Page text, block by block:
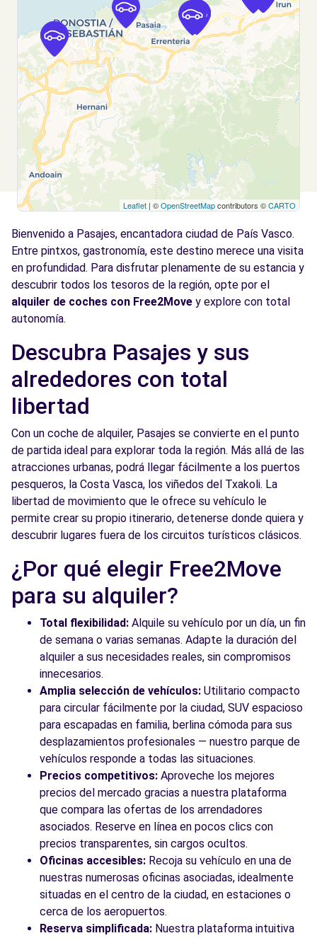
OIARTZUN, 20180
Ver agencia
Free2Move Rent - GIPUZKOA AUTOAK -
Donostia (D)
km
Calle Portuetxe, 23
Donostia-San Sebastián, 20018
Ver agencia
Free2Move Rent - IBAETA MOTOR, S.A. -
7.7
Portuetxe Kalea, 23--
Donostia-San Sebastián, 20018
Free2Move Rent - TALLERES TXEPETXA,
S.L. - Irun (P)
AVENIDA LETXUMBORRO, 94
Free2Move Rent - GARAJE INGLÉS - IRUN
(O)
9.2
km
AUZOLAN KALEA,14 (PGNO.ALTO ARRETXE)
Irun, 20303
Free2Move Rent - GIAUTO - Irun (C)
Auzolan Kalea nº 14 (Pol. Ind. Alto Arretxe)
Irun, 20303
Ver agencia
Ver todas las agencias
Leaflet | ©OpenStreetMapcontributors ©CARTO
Bienvenido a Pasajes, encantadora ciudad de País Vasco.
Entre pintxos, gastronomía, este destino merece una visita
en profundidad. Para disfrutar plenamente de su estancia y
descubrir todos los tesoros de la región, opte por el
alquiler de coches con Free2Move y explore con total
autonomía.
Descubra Pasajes y sus
alrededores con total
libertad
Con un coche de alquiler, Pasajes se convierte en el punto
de partida ideal para explorar toda la región. Más allá de las
atracciones urbanas, podrá llegar fácilmente a los puertos
pesqueros, la Costa Vasca, los viñedos del Txakoli. La
libertad de movimiento que le ofrece su vehículo le
permite crear su propio itinerario, detenerse donde quiera y
descubrir lugares fuera de los circuitos turísticos clásicos.
¿Por qué elegir Free2Move
para su alquiler?
Total flexibilidad: Alquile su vehículo por un día, un fin
de semana o varias semanas. Adapte la duración del
alquiler a sus necesidades reales, sin compromisos
innecesarios.
Amplia selección de vehículos: Utilitario compacto
para circular fácilmente por la ciudad, SUV espacioso
para escapadas en familia, berlina cómoda para sus
desplazamientos profesionales — nuestro parque de
vehículos responde a todas las situaciones.
Precios competitivos: Aproveche los mejores
precios del mercado gracias a nuestra plataforma
que compara las ofertas de los arrendadores
asociados. Reserve en línea en pocos clics con
precios transparentes, sin cargos ocultos.
Oficinas accesibles: Recoja su vehículo en una de
nuestras numerosas oficinas asociadas, idealmente
situadas en el centro de la ciudad, en estaciones o
cerca de los aeropuertos.
Reserva simplificada: Nuestra plataforma intuitiva